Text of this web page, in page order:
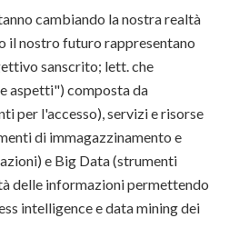
cambiando la nostra realtà
il nostro futuro rappresentano
sanscrito; lett. che
aspetti") composta da
per l'accesso), servizi e risorse
di immagazzinamento e
e Big Data (strumenti
delle informazioni permettendo
intelligence e data mining dei